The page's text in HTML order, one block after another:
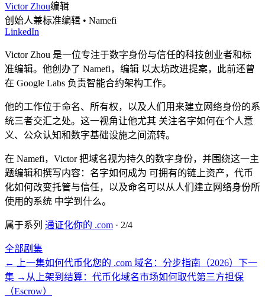
Victor Zhou编辑
创始人兼标准编辑 • Namefi
LinkedIn
Victor Zhou 是一位专注于数字身份与信任的科技创业者和标
准编辑。他创办了 Namefi，编辑 以太坊改进提案，此前还曾
在 Google Labs 负责智能合约架构工作。
他的工作位于命名、所有权，以及人们用来建立网络身份的系
统三者交汇之处。这一视角让他尤其 关注名字如何在个人意
义、公众认知和数字基础设施之间流转。
在 Namefi，Victor 把域名视为持久的数字身份，并围绕这一主
题编辑和撰写内容：名字如何成为 可拥有的链上资产，代币
化如何改变托管与信任，以及命名可以从人们建立网络身份所
使用的系统 中学到什么。
属于系列 通证化你的 .com · 2/4
全部剧集
←
上一集如何代币化您的 .com 域名：分步指南（2026） 下一
集 → 从上架到结算：代币化域名市场如何取代第三方担保
（Escrow）